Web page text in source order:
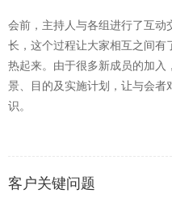
会前，主持人与各组进行了互动
长，这个过程让大家相互之间
热起来。由于很多新成员的加
景、目的及实施计划，让与会者
识。
客户关键问题